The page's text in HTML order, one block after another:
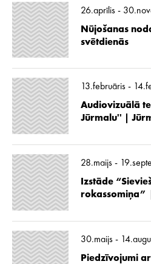
26.aprīlis -
Nūjošanas
svētdienās
13.februāris -
Audiovizuālā
Jūrmalu'' |
28.maijs -
Izstāde
rokassomiņa”
30.maijs -
Piedzīvojumi